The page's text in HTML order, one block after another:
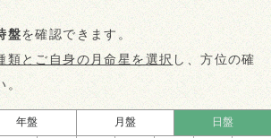
盤を確認できます。
類とご自身の月命星を選択 し、方位の確
年盤 月盤 日盤